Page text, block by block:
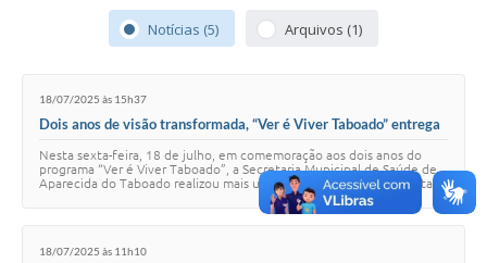
Notícias (5) Arquivos (1)
18/07/2025 às 15h37
Dois anos de visão transformada, “Ver é Viver Taboado” entrega
Nesta sexta-feira, 18 de julho, em comemoração aos dois anos do
programa “Ver é Viver Taboado”, a Secretaria Municipal de Saúde de
Aparecida do Taboado realizou mais uma etapa de entrega gratuita
18/07/2025 às 11h10